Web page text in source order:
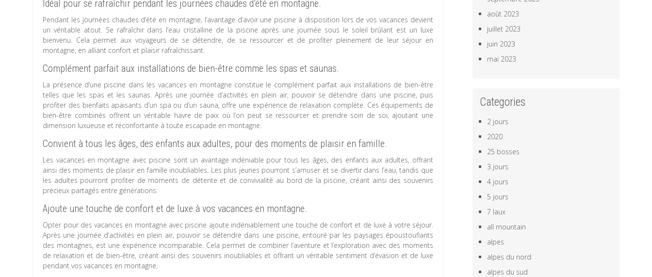
Idéal pour se rafraîchir pendant les journées chaudes d’été en montagne.
Pendant les journées chaudes d’été en montagne, l’avantage d’avoir une piscine à disposition lors de vos vacances devient
un véritable atout. Se rafraîchir dans l’eau cristalline de la piscine après une journée sous le soleil brûlant est un luxe
bienvenu. Cela permet aux voyageurs de se détendre, de se ressourcer et de profiter pleinement de leur séjour en
montagne, en alliant confort et plaisir rafraîchissant.
Complément parfait aux installations de bien-être comme les spas et saunas.
La présence d’une piscine dans les vacances en montagne constitue le complément parfait aux installations de bien-être
telles que les spas et les saunas. Après une journée d’activités en plein air, pouvoir se détendre dans une piscine, puis
profiter des bienfaits apaisants d’un spa ou d’un sauna, offre une expérience de relaxation complète. Ces équipements de
bien-être combinés offrent un véritable havre de paix où l’on peut se ressourcer et prendre soin de soi, ajoutant une
dimension luxueuse et réconfortante à toute escapade en montagne.
Convient à tous les âges, des enfants aux adultes, pour des moments de plaisir en famille.
Les vacances en montagne avec piscine sont un avantage indéniable pour tous les âges, des enfants aux adultes, offrant
ainsi des moments de plaisir en famille inoubliables. Les plus jeunes pourront s’amuser et se divertir dans l’eau, tandis que
les adultes pourront profiter de moments de détente et de convivialité au bord de la piscine, créant ainsi des souvenirs
précieux partagés entre générations.
Ajoute une touche de confort et de luxe à vos vacances en montagne.
Opter pour des vacances en montagne avec piscine ajoute indéniablement une touche de confort et de luxe à votre séjour.
Après une journée d’activités en plein air, pouvoir se détendre dans une piscine, entouré par les paysages époustouflants
des montagnes, est une expérience incomparable. Cela permet de combiner l’aventure et l’exploration avec des moments
de relaxation et de bien-être, créant ainsi des souvenirs inoubliables et offrant un véritable sentiment d’évasion et de luxe
pendant vos vacances en montagne.
août 2023
juillet 2023
juin 2023
mai 2023
Categories
2 jours
2020
25 bosses
3 jours
4 jours
5 jours
7 laux
all mountain
alpes
alpes du nord
alpes du sud